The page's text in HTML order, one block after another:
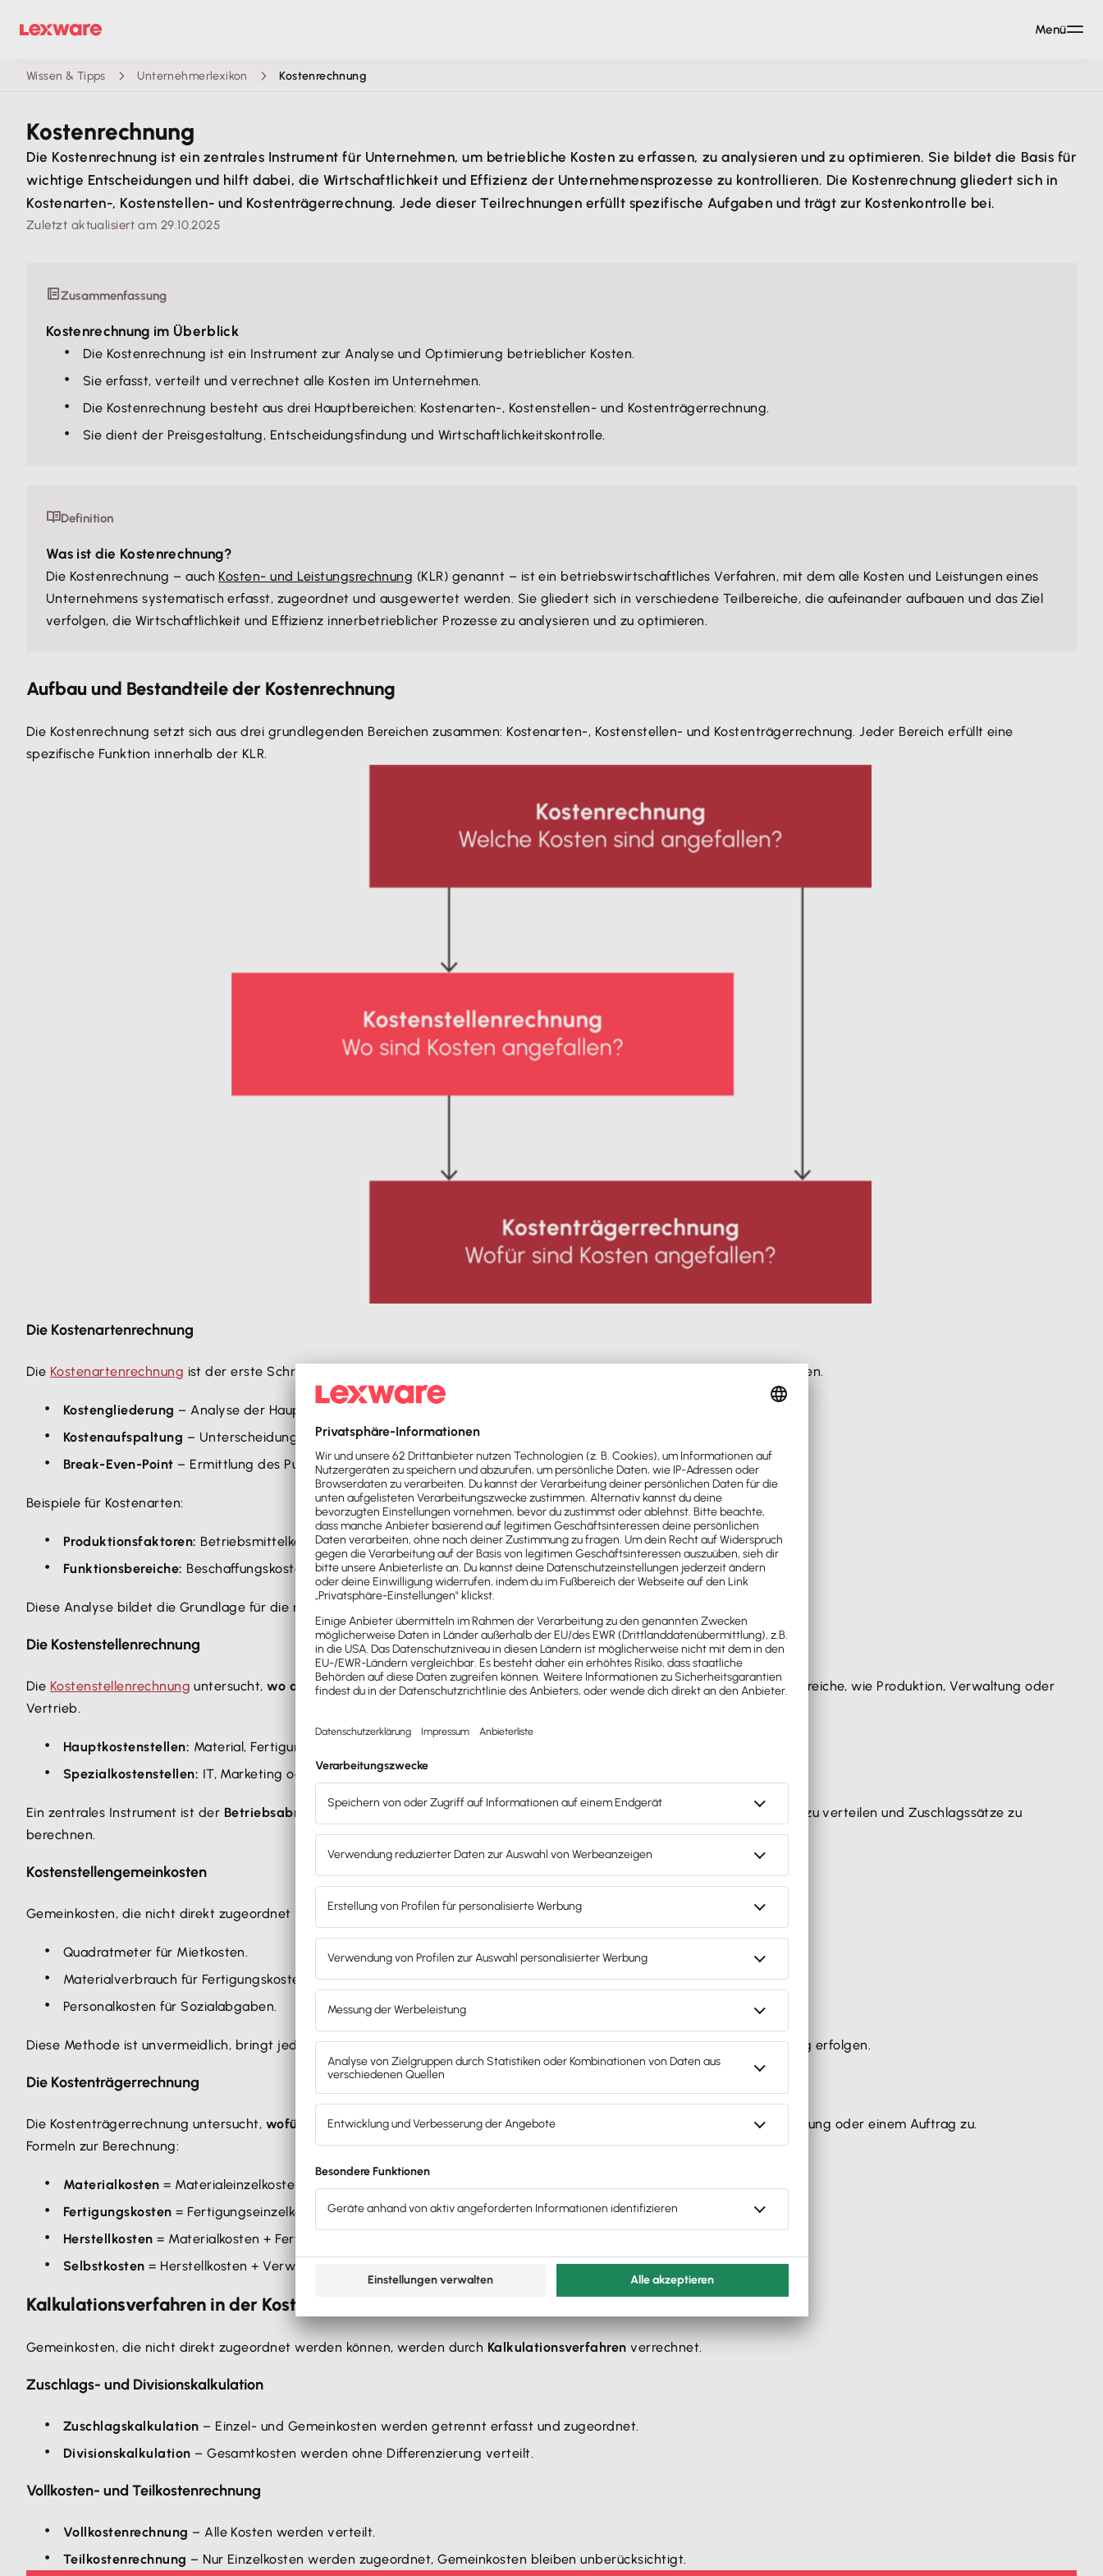
Wissen & Tipps Unternehmerlexikon Kostenrechnung
Kostenrechnung
Die Kostenrechnung ist ein zentrales Instrument für Unternehmen, um betriebliche Kosten zu erfassen, zu analysieren und zu optimieren. Sie bildet die Basis für
wichtige Entscheidungen und hilft dabei, die Wirtschaftlichkeit und Effizienz der Unternehmensprozesse zu kontrollieren. Die Kostenrechnung gliedert sich in
Kostenarten-, Kostenstellen- und Kostenträgerrechnung. Jede dieser Teilrechnungen erfüllt spezifische Aufgaben und trägt zur Kostenkontrolle bei.
Zuletzt aktualisiert am 29.10.2025
Zusammenfassung
Kostenrechnung im Überblick
Die Kostenrechnung ist ein Instrument zur Analyse und Optimierung betrieblicher Kosten.
Sie erfasst, verteilt und verrechnet alle Kosten im Unternehmen.
Die Kostenrechnung besteht aus drei Hauptbereichen: Kostenarten-, Kostenstellen- und Kostenträgerrechnung.
Sie dient der Preisgestaltung, Entscheidungsfindung und Wirtschaftlichkeitskontrolle.
Definition
Was ist die Kostenrechnung?
Die Kostenrechnung – auch Kosten- und Leistungsrechnung (KLR) genannt – ist ein betriebswirtschaftliches Verfahren, mit dem alle Kosten und Leistungen eines
Unternehmens systematisch erfasst, zugeordnet und ausgewertet werden. Sie gliedert sich in verschiedene Teilbereiche, die aufeinander aufbauen und das Ziel
verfolgen, die Wirtschaftlichkeit und Effizienz innerbetrieblicher Prozesse zu analysieren und zu optimieren.
Aufbau und Bestandteile der Kostenrechnung
Die Kostenrechnung setzt sich aus drei grundlegenden Bereichen zusammen: Kostenarten-, Kostenstellen- und Kostenträgerrechnung. Jeder Bereich erfüllt eine
spezifische Funktion innerhalb der KLR.
Die Kostenartenrechnung
Die Kostenartenrechnung ist der erste Schritt in der Kostenrechnung. Sie untersucht, im Unternehmen entstehen.
Kostengliederung – Analyse der Hauptkostenbereiche und deren Kategorien.
Kostenaufspaltung – Unterscheidung zwischen fixen und variablen Kosten.
Break-Even-Point – Ermittlung des Punktes, an dem Einnahmen und Ausgaben ausgeglichen sind.
Beispiele für Kostenarten:
Produktionsfaktoren: Betriebsmittelkosten, Personalkosten, Kapitalkosten.
Funktionsbereiche: Beschaffungskosten, Fertigungskosten, Vertriebskosten.
Diese Analyse bildet die Grundlage für die nächsten Schritte in der Kostenrechnung.
Die Kostenstellenrechnung
Die Kostenstellenrechnung untersucht,wo die Kosten entstehen.Sie verteilt die Betriebskosten auf einzelne Unternehmensbereiche, wie Produktion, Verwaltung oder
Vertrieb.
Hauptkostenstellen: Material, Fertigung, Vertrieb und Verwaltung.
Spezialkostenstellen: IT, Marketing oder Sicherheit.
Ein zentrales Instrument ist der Betriebsabrechnungsbogen ( BAB . Er hilft, die Gemeinkosten
auf die jeweiligen Kostenstellen zu verteilen und Zuschlagssätze zu
berechnen.
Kostenstellengemeinkosten
Gemeinkosten, die nicht direkt zugeordnet werden können, werden überSchlüsselgrößen
Quadratmeter für Mietkosten.
Materialverbrauch für Fertigungskosten.
Personalkosten für Sozialabgaben.
Diese Methode ist unvermeidlich, bringt jedoch oftUngenauigkeitenmit sich. Daher sollte die Auswahl der Schlüssel sorgfältig erfolgen.
Die Kostenträgerrechnung
Die Kostenträgerrechnung untersucht, wofür die Kosten anfallen.Sie ordnet die Kosten direkt einem Produkt, einer Dienstleistung oder einem Auftrag zu.
Formeln zur Berechnung:
Materialkosten = Materialeinzelkosten + Materialgemeinkosten.
Fertigungskosten = Fertigungseinzelkosten + Fertigungsgemeinkosten.
Herstellkosten = Materialkosten + Fertigungskosten.
Selbstkosten = Herstellkosten + Verwaltungs- und Vertriebskosten.
Kalkulationsverfahren in der Kostenrechnung
Gemeinkosten, die nicht direkt zugeordnet werden können, werden durch Kalkulationsverfahren verrechnet.
Zuschlags- und Divisionskalkulation
Zuschlagskalkulation – Einzel- und Gemeinkosten werden getrennt erfasst und zugeordnet.
Divisionskalkulation – Gesamtkosten werden ohne Differenzierung verteilt.
Vollkosten- und Teilkostenrechnung
Vollkostenrechnung – Alle Kosten werden verteilt.
Teilkostenrechnung – Nur Einzelkosten werden zugeordnet, Gemeinkosten bleiben unberücksichtigt.
Menü